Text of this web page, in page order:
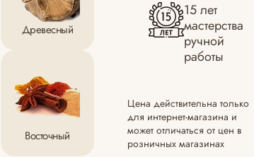
Древесный
Восточный
15 лет
мастерства
ручной
работы
Цена действительна только
для интернет-магазина и
может отличаться от цен в
розничных магазинах